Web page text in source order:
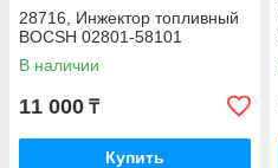
28716, Инжектор топливный
BOCSH 02801-58101
В наличии
11 000 ₸
Купить